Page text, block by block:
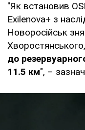
"Як встановив
Exilenova+ з
Новоросійськ
Хворостянського,
до
11.5 км", –